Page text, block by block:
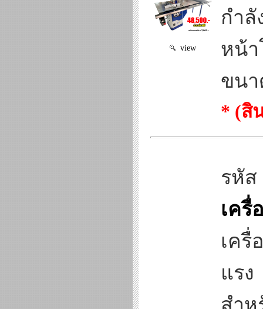
view
กำลั
หน้า
ขนา
* (สิ
รหัส
เครื่
เครื่
แรง
สำห